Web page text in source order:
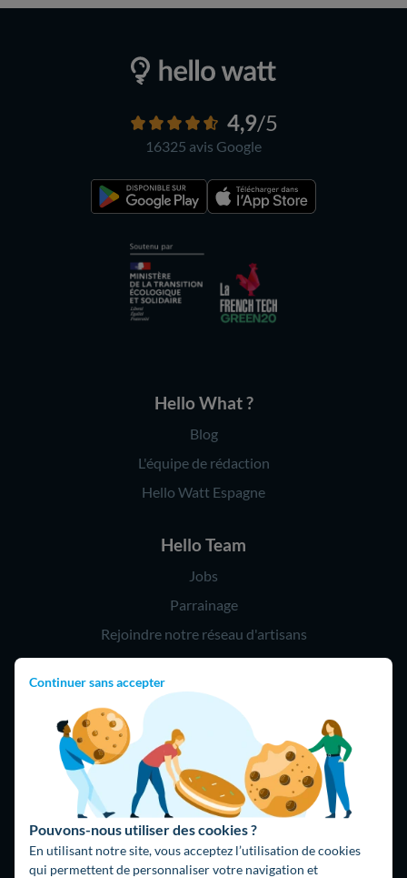
Continuer sans accepter
Pouvons-nous utiliser des cookies ?
En utilisant notre site, vous acceptez l’utilisation de cookies
qui permettent de personnaliser votre navigation et
4,9/5
16325 avis Google
Hello What ?
Blog
L'équipe de rédaction
Hello Watt Espagne
Hello Team
Jobs
Parrainage
Rejoindre notre réseau d'artisans
Hello !
09 75 18 60 60
(8h-21h)
75018 Paris